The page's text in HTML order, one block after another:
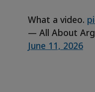
What a video.
— All About
June 11, 2026